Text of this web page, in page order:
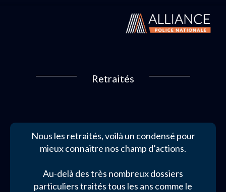
Retraités
Nous les retraités, voilà un condensé pour
mieux connaitre nos champ d’actions.
Au-delà des très nombreux dossiers
particuliers traités tous les ans comme le